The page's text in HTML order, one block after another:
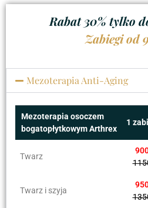
Rabat 30% tylko
Zabiegi od
Mezoterapia Anti-Aging
Mezoterapia osoczem
bogatopłytkowym Arthrex
1
Twarz
Twarz i szyja